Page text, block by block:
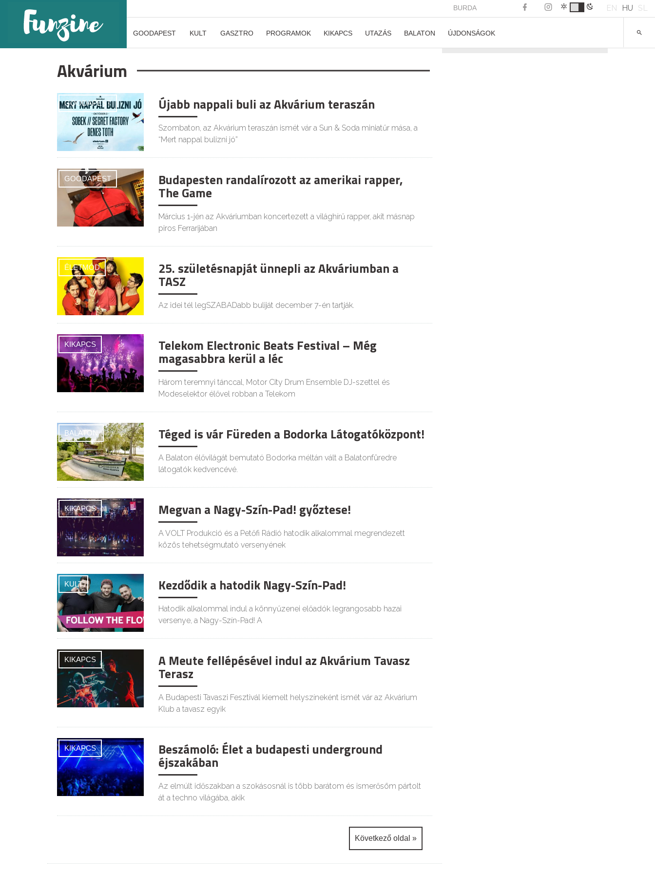
BURDA EN HU SL
GOODAPEST KULT GASZTRO PROGRAMOK KIKAPCS UTAZÁS BALATON ÚJDONSÁGOK
Akvárium
GOODAPEST Újabb nappali buli az Akvárium teraszán
Szombaton, az Akvárium teraszán ismét vár a Sun & Soda miniatűr mása, a
“Mert nappal bulizni jó”
GOODAPEST Budapesten randalírozott az amerikai rapper,
The Game
Március 1-jén az Akváriumban koncertezett a világhírű rapper, akit másnap
piros Ferrarijában
ÉLETMÓD 25. születésnapját ünnepli az Akváriumban a
TASZ
Az idei tél legSZABADabb buliját december 7-én tartják.
KIKAPCS Telekom Electronic Beats Festival – Még
magasabbra kerül a léc
Három teremnyi tánccal, Motor City Drum Ensemble DJ-szettel és
Modeselektor élővel robban a Telekom
BALATON Téged is vár Füreden a Bodorka Látogatóközpont!
A Balaton élővilágát bemutató Bodorka méltán vált a Balatonfüredre
látogatók kedvencévé.
KIKAPCS Megvan a Nagy-Szín-Pad! győztese!
A VOLT Produkció és a Petőfi Rádió hatodik alkalommal megrendezett
közös tehetségmutató versenyének
KULT Kezdődik a hatodik Nagy-Szín-Pad!
Hatodik alkalommal indul a könnyűzenei előadók legrangosabb hazai
versenye, a Nagy-Szín-Pad! A
KIKAPCS A Meute fellépésével indul az Akvárium Tavasz
Terasz
A Budapesti Tavaszi Fesztivál kiemelt helyszíneként ismét vár az Akvárium
Klub a tavasz egyik
KIKAPCS Beszámoló: Élet a budapesti underground
éjszakában
Az elmúlt időszakban a szokásosnál is több barátom és ismerősöm pártolt
át a techno világába, akik
Következő oldal »